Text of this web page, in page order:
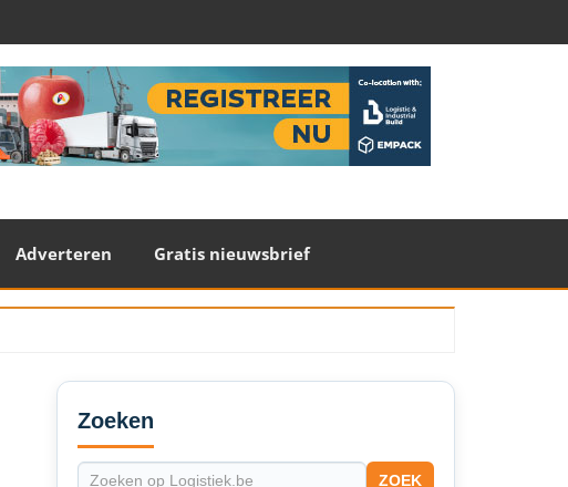
Adverteren Gratis nieuwsbrief
Secondary
Sidebar
Zoeken
ZOEK